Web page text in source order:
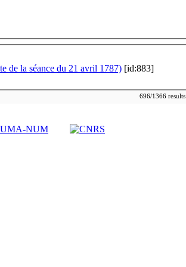
de la séance du 21 avril 1787) [id:883]
696/1366 results